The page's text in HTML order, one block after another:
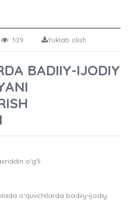
109 Yuklab olish
BADIIY-IJODIY
o‘g‘li
o‘quvchilarda badiiy-ijodiy